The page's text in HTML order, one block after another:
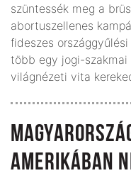
szüntessék meg a
abortuszellenes
fideszes
több egy jogi-szakmai
világnézeti vita
AMERIKÁBAN